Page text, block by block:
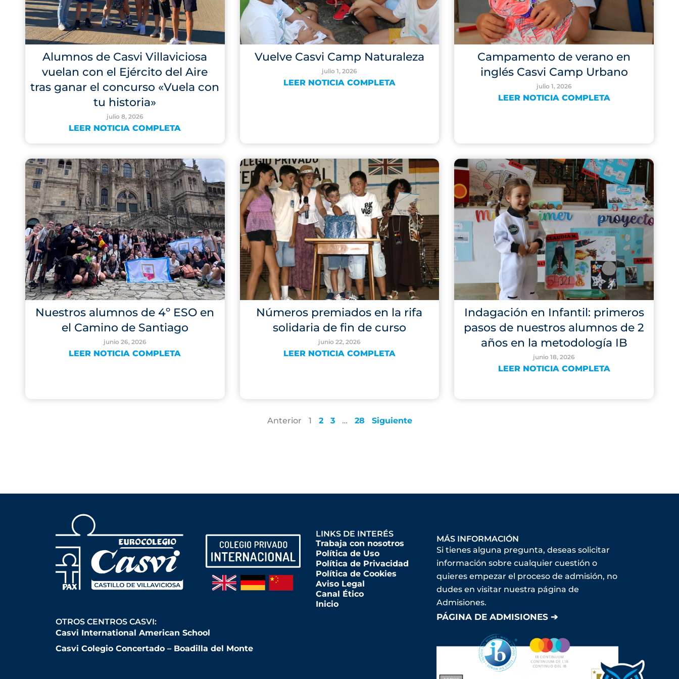
Alumnos de Casvi Villaviciosa
vuelan con el Ejército del Aire
tras ganar el concurso «Vuela con
tu historia»
julio 8, 2026
LEER NOTICIA COMPLETA
Vuelve Casvi Camp Naturaleza
julio 1, 2026
LEER NOTICIA COMPLETA
Campamento de verano en
inglés Casvi Camp Urbano
julio 1, 2026
LEER NOTICIA COMPLETA
Nuestros alumnos de 4º ESO en
el Camino de Santiago
junio 26, 2026
LEER NOTICIA COMPLETA
Números premiados en la rifa
solidaria de fin de curso
junio 22, 2026
LEER NOTICIA COMPLETA
Indagación en Infantil: primeros
pasos de nuestros alumnos de 2
años en la metodología IB
junio 18, 2026
LEER NOTICIA COMPLETA
Anterior 1 2 3 … 28 Siguiente
OTROS CENTROS CASVI:
Casvi International American School
Casvi Colegio Concertado – Boadilla del Monte
LINKS DE INTERÉS
Trabaja con nosotros
Política de Uso
Política de Privacidad
Política de Cookies
Aviso Legal
Canal Ético
Inicio
MÁS INFORMACIÓN
Si tienes alguna pregunta, deseas solicitar
información sobre cualquier cuestión o
quieres empezar el proceso de admisión, no
dudes en visitar nuestra página de
Admisiones.
PÁGINA DE ADMISIONES ➔